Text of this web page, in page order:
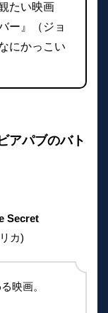
たい映画
ー』（ジョ
にかっこい
アパブのバト
Secret
カ)
映画。